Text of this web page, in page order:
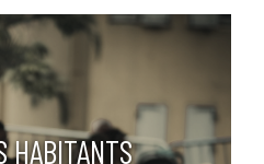
HABITANTS